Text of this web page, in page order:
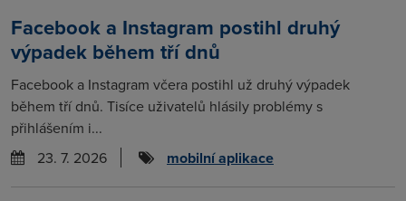
Facebook a Instagram postihl druhý
výpadek během tří dnů
Facebook a Instagram včera postihl už druhý výpadek
během tří dnů. Tisíce uživatelů hlásily problémy s
přihlášením i...
23. 7. 2026
mobilní aplikace